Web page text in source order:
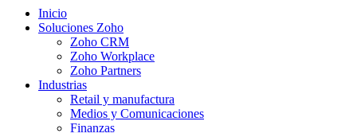
Inicio
Soluciones Zoho
Zoho CRM
Zoho Workplace
Zoho Partners
Industrias
Retail y manufactura
Medios y Comunicaciones
Finanzas